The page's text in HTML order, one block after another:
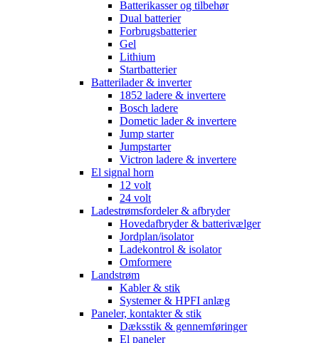
Batterikasser og tilbehør
Dual batterier
Forbrugsbatterier
Gel
Lithium
Startbatterier
Batterilader & inverter
1852 ladere & invertere
Bosch ladere
Dometic lader & invertere
Jump starter
Jumpstarter
Victron ladere & invertere
El signal horn
12 volt
24 volt
Ladestrømsfordeler & afbryder
Hovedafbryder & batterivælger
Jordplan/isolator
Ladekontrol & isolator
Omformere
Landstrøm
Kabler & stik
Systemer & HPFI anlæg
Paneler, kontakter & stik
Dæksstik & gennemføringer
El paneler